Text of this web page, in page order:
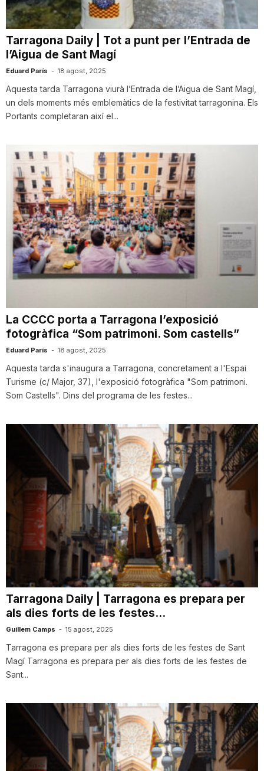
a
Tarragona Daily | Tot a punt per l’Entrada de
l’Aigua de Sant Magí
Eduard París - 18 agost, 2025
Aquesta tarda Tarragona viurà l’Entrada de l’Aigua de Sant Magí,
un dels moments més emblemàtics de la festivitat tarragonina. Els
Portants completaran així el...
La CCCC porta a Tarragona l’exposició
fotogràfica “Som patrimoni. Som castells”
Eduard París - 18 agost, 2025
Aquesta tarda s'inaugura a Tarragona, concretament a l'Espai
Turisme (c/ Major, 37), l'exposició fotogràfica "Som patrimoni.
Som Castells". Dins del programa de les festes...
Tarragona Daily | Tarragona es prepara per
als dies forts de les festes...
Guillem Camps - 15 agost, 2025
Tarragona es prepara per als dies forts de les festes de Sant
Magí Tarragona es prepara per als dies forts de les festes de
Sant...